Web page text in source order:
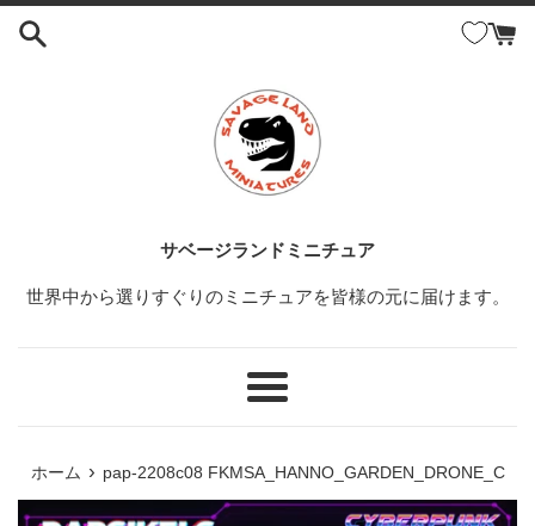
コ
サベージランドミニチュア
世界中から選りすぐりのミニチュアを皆様の元に届けます。
メ
ー
ホーム › pap-2208c08 FKMSA_HANNO_GARDEN_DRONE_C